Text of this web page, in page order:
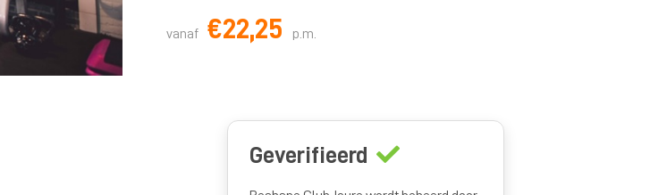
vanaf €22,25 p.m.
Geverifieerd